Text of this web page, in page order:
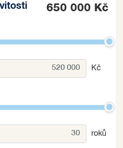
650 000 Kč
Kč
roků